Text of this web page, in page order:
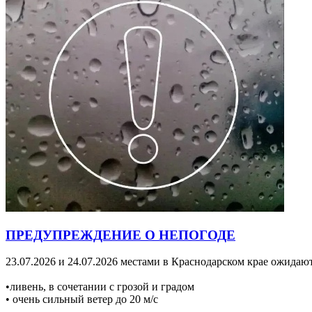
ПРЕДУПРЕЖДЕНИЕ О НЕПОГОДЕ
23.07.2026 и 24.07.2026 местами в Краснодарском крае
•ливень, в сочетании с грозой и градом
• очень сильный ветер до 20 м/с